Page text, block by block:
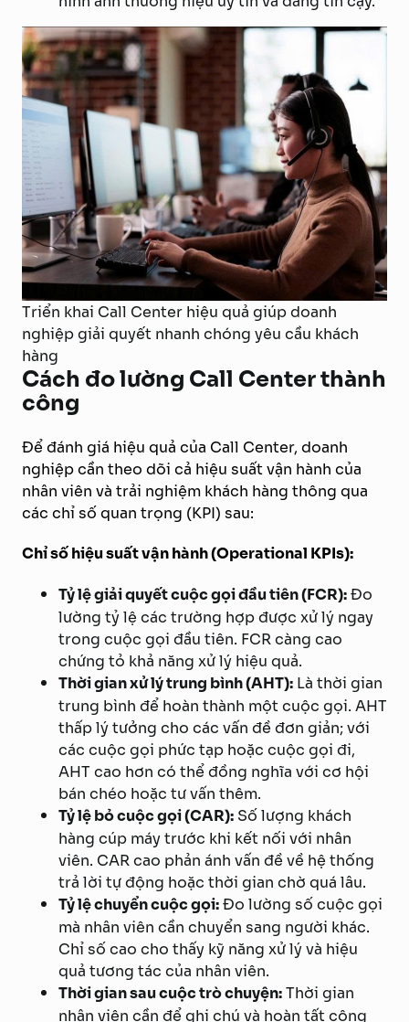
Triển khai Call Center hiệu quả giúp doanh
nghiệp giải quyết nhanh chóng yêu cầu khách
hàng
Cách đo lường Call Center thành
công
Để đánh giá hiệu quả của Call Center, doanh
nghiệp cần theo dõi cả hiệu suất vận hành của
nhân viên và trải nghiệm khách hàng thông qua
các chỉ số quan trọng (KPI) sau:
Chỉ số hiệu suất vận hành (Operational KPIs):
Tỷ lệ giải quyết cuộc gọi đầu tiên (FCR):Đo
lường tỷ lệ các trường hợp được xử lý ngay
trong cuộc gọi đầu tiên. FCR càng cao
chứng tỏ khả năng xử lý hiệu quả.
Thời gian xử lý trung bình (AHT): Là thời gian
trung bình để hoàn thành một cuộc gọi. AHT
thấp lý tưởng cho các vấn đề đơn giản; với
các cuộc gọi phức tạp hoặc cuộc gọi đi,
AHT cao hơn có thể đồng nghĩa với cơ hội
bán chéo hoặc tư vấn thêm.
Tỷ lệ bỏ cuộc gọi (CAR): Số lượng khách
hàng cúp máy trước khi kết nối với nhân
viên. CAR cao phản ánh vấn đề về hệ thống
trả lời tự động hoặc thời gian chờ quá lâu.
Tỷ lệ chuyển cuộc gọi:Đo lường số cuộc gọi
mà nhân viên cần chuyển sang người khác.
Chỉ số cao cho thấy kỹ năng xử lý và hiệu
quả tương tác của nhân viên.
Thời gian sau cuộc trò chuyện:Thời gian
nhân viên cần để ghi chú và hoàn tất công